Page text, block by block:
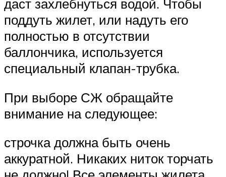
даст захлебнуться водой. Чтобы
поддуть жилет, или надуть его
полностью в отсутствии
баллончика, используется
специальный клапан-трубка.
При выборе СЖ обращайте
внимание на следующее:
строчка должна быть очень
аккуратной. Никаких ниток торчать